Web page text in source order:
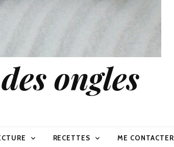
ongles
RECETTES ME CONTACTER